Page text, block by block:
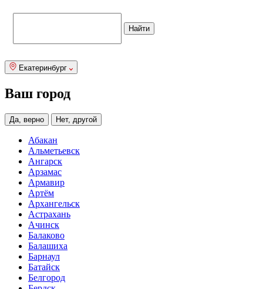
Екатеринбург
Ваш город
Да, верно Нет, другой
Абакан
Альметьевск
Ангарск
Арзамас
Армавир
Артём
Архангельск
Астрахань
Ачинск
Балаково
Балашиха
Барнаул
Батайск
Белгород